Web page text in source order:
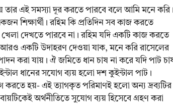
এই সমস্যা দূর করতে পারবে বলে আমি মনে
শিক্ষার্থী। রহিম কি প্রতিদিন সব কাজ করতে
খেলা দেখতে পারবে না। রহিম যদি একটি কাজ করতে
একটি উদাহরণ দেওয়া যাক, মনে করি রাসেলের
করা যায়। ঐ জমিতে ধান চাষ না করে যদি পাট
ধানের সযোগ ব্যয় হলো দশ কুইন্টাল পাট।
করতে হয়- এই ত্যাগকৃত পরিমাণই হলো অন্য দ্রব্যটির
অর্থনীতিতে সুযোগ ব্যয় হিসেবে গ্রহণ করা